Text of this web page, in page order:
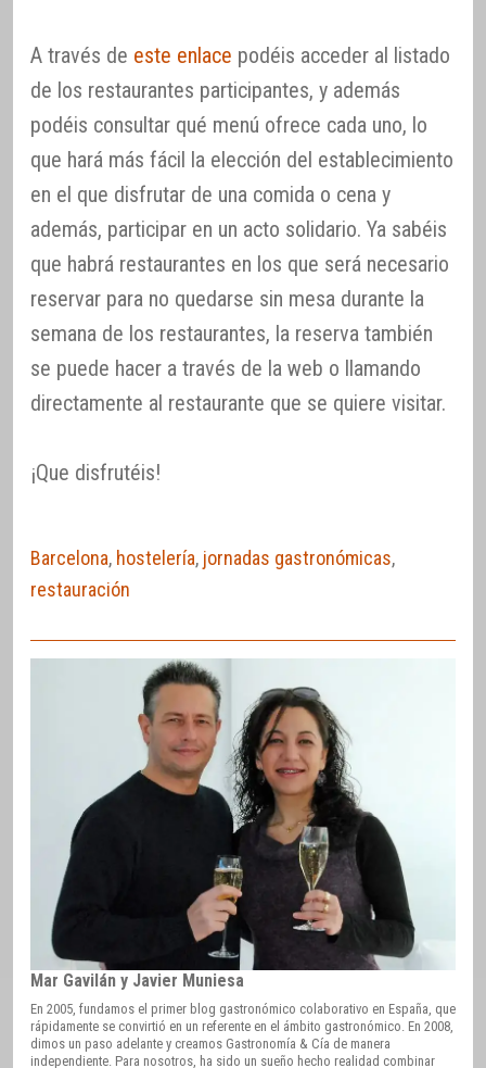
A través de este enlace podéis acceder al listado
de los restaurantes participantes, y además
podéis consultar qué menú ofrece cada uno, lo
que hará más fácil la elección del establecimiento
en el que disfrutar de una comida o cena y
además, participar en un acto solidario. Ya sabéis
que habrá restaurantes en los que será necesario
reservar para no quedarse sin mesa durante la
semana de los restaurantes, la reserva también
se puede hacer a través de la web o llamando
directamente al restaurante que se quiere visitar.
¡Que disfrutéis!
Barcelona, hostelería, jornadas gastronómicas,
restauración
Mar Gavilán y Javier Muniesa
En 2005, fundamos el primer blog gastronómico colaborativo en España, que
rápidamente se convirtió en un referente en el ámbito gastronómico. En 2008,
dimos un paso adelante y creamos Gastronomía & Cía de manera
independiente. Para nosotros, ha sido un sueño hecho realidad combinar